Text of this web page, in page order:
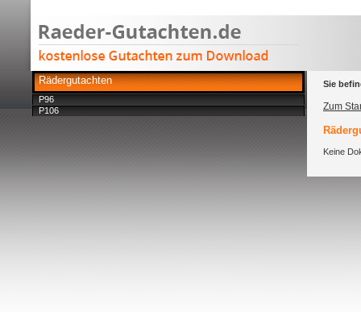
Rädergutachten
P96
P106
Sie
Zum
Keine